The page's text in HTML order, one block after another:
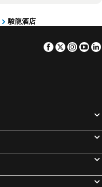
駿龍酒店
Facebook
Twitter